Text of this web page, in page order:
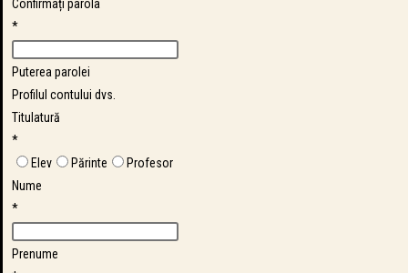
Confirmați parola
*
Puterea parolei
Profilul contului dvs.
Titulatură
*
Elev
Părinte
Profesor
Nume
*
Prenume